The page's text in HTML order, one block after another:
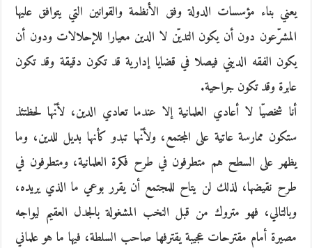
يعني بناء مؤسسات الدولة وفق الأنظمة والقوانين التي يتوافق عليها
المشرّعون دون أن يكون التديّن لا الدين معيارا للإحلالات ودون أن
يكون الفقه الديني فيصلا في قضايا إدارية قد تكون دقيقة وقد تكون
عابرة وقد تكون جراحية.
أنا شخصيّا لا أعادي العلمانية إلا عندما تعادي الدين، لأنّها لحظتئذ
ستكون ممارسة عاتية على المجتمع، ولأنّها تبدو كأنها بديل للدين، وما
يظهر على السطح هم متطرفون في طرح فكرة العلمانية، ومتطرفون في
طرح نقيضها، لذلك لن يتاح للمجتمع أن يقرر بوعي ما الذي يريده،
وبالتالي، فهو متروك من قبل النخب المشغولة بالجدل العقيم ليواجه
مصيرة أمام مقترحات عجيبة يقترفها صاحب السلطة، فيها ما هو علماني